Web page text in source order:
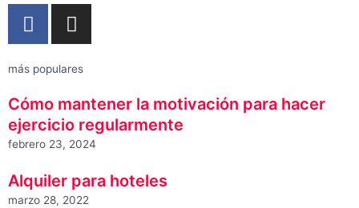
F
a
e
b
o
o
k
-
f
I
n
t
g
r
a
m
más populares
Cómo mantener la motivación para hacer
ejercicio regularmente
febrero 23, 2024
Alquiler para hoteles
marzo 28, 2022